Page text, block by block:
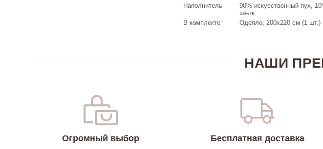
Наполнитель
90% искусственный пух,
шёлк
В комплекте
Одеяло, 200х220 см (1 шт.)
НАШИ
Огромный выбор Бесплатная доставка